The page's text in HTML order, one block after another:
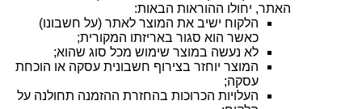
האתר, יחולו ההוראות הבאות:
הלקוח ישיב את המוצר לאתר (על חשבונו)
כאשר הוא סגור באריזתו המקורית;
לא נעשה במוצר שימוש מכל סוג שהוא;
המוצר יוחזר בצירוף חשבונית עסקה או הוכחת
עסקה;
העלויות הכרוכות בהחזרת ההזמנה תחולנה על